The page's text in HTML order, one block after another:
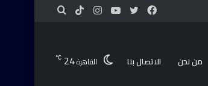
من نحن الاتصال بنا القاهرة24
℃